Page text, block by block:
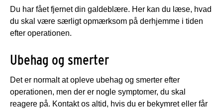
Du har fået fjernet din galdeblære. Her kan du læse, hvad
du skal være særligt opmærksom på derhjemme i tiden
efter operationen.
Ubehag og smerter
Det er normalt at opleve ubehag og smerter efter
operationen, men der er nogle symptomer, du skal
reagere på. Kontakt os altid, hvis du er bekymret eller får